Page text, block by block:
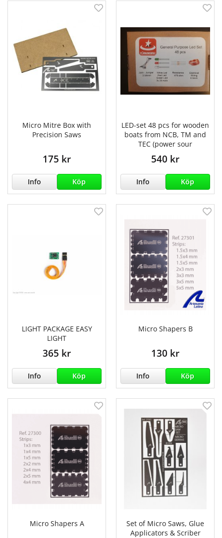
Micro Mitre Box with
Precision Saws
175 kr
Info Köp
LED-set 48 pcs for wooden
boats from NCB, TM and
TEC (power sour
540 kr
Info Köp
LIGHT PACKAGE EASY
LIGHT
365 kr
Info Köp
Micro Shapers B
130 kr
Info Köp
Micro Shapers A
Set of Micro Saws, Glue
Applicators & Scriber